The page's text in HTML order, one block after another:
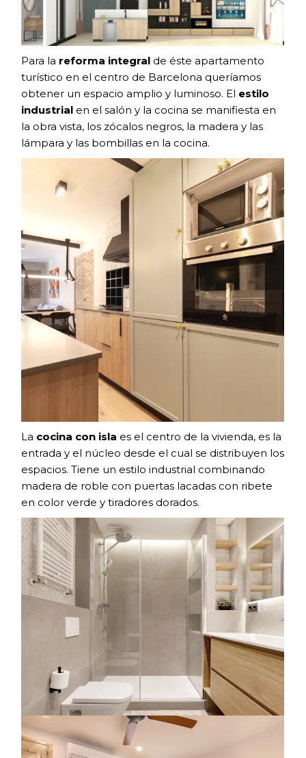
Para la reforma integral de éste apartamento
turístico en el centro de Barcelona queríamos
obtener un espacio amplio y luminoso. El estilo
industrial en el salón y la cocina se manifiesta en
la obra vista, los zócalos negros, la madera y las
lámpara y las bombillas en la cocina.
La cocina con isla es el centro de la vivienda, es la
entrada y el núcleo desde el cual se distribuyen los
espacios. Tiene un estilo industrial combinando
madera de roble con puertas lacadas con ribete
en color verde y tiradores dorados.